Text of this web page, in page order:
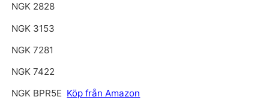
NGK 2828
NGK 3153
NGK 7281
NGK 7422
NGK BPR5E Köp från Amazon